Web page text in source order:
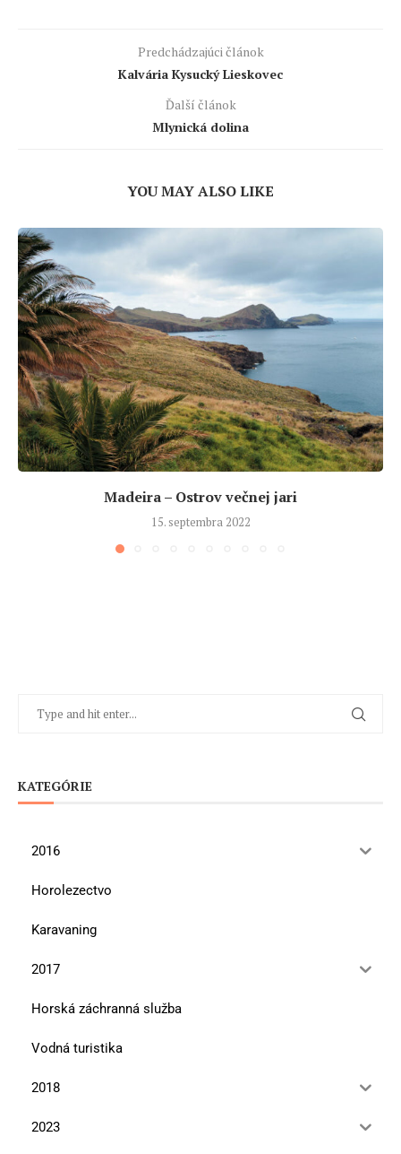
Predchádzajúci článok
Kalvária Kysucký Lieskovec
Ďalší článok
Mlynická dolina
YOU MAY ALSO LIKE
Madeira – Ostrov večnej jari
15. septembra 2022
KATEGÓRIE
2016
Horolezectvo
Karavaning
2017
Horská záchranná služba
Vodná turistika
2018
2023